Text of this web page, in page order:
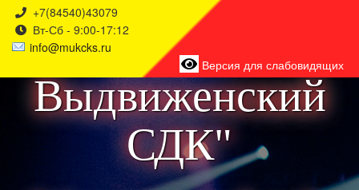
+7(84540)43079
Вт-Сб - 9:00-17:12
info@mukcks.ru
Версия для слабовидящих
района
Выдвиженский
СДК"